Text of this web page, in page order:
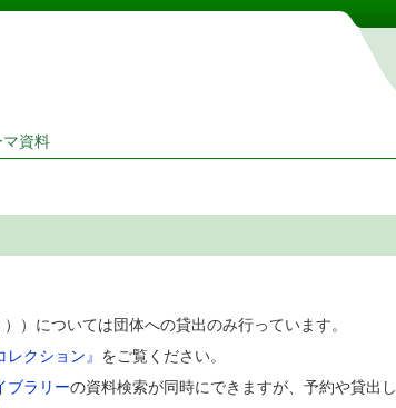
蔵書検索・予約システム
マ資料
）については団体への貸出のみ行っています。
クション』 をご覧ください。
ブラリーの資料検索が同時にできますが、予約や貸出し